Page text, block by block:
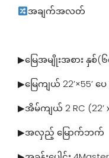
အချက်အလတ်
▶မြေအမျိုးအစား နှစ်(
▶မြေကျယ် 22’×55’ ပေ
▶အိမ်ကျယ် 2 RC (22’
▶အလှည့် မြောက်ဘက်